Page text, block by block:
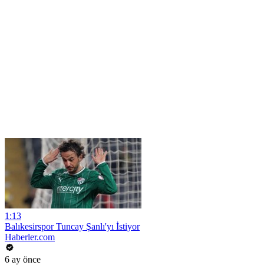
1:13
Balıkesirspor Tuncay Şanlı'yı İstiyor
Haberler.com
6 ay önce